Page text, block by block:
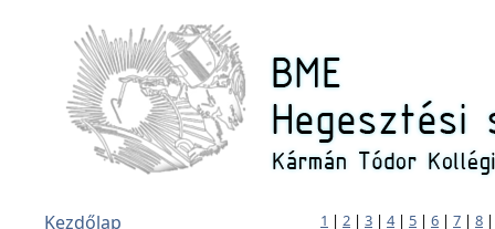
Kezdőlap
1 | 2 | 3 | 4| 5 | 6 | 7 | 8